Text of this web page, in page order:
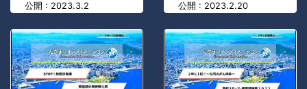
公開 : 2023.3.2
公開 : 2023.2.20